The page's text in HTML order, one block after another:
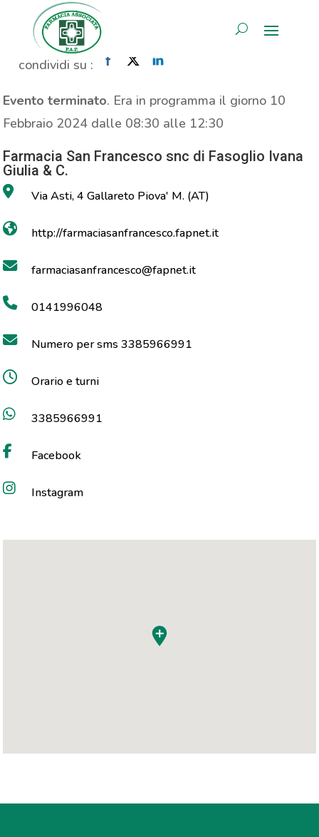
AREA RISERVATA
Consulenza Nutrizionale
Home» Evento» Consulenza Nutrizionale
condividi su :
Evento terminato. Era in programma il giorno 10
Febbraio 2024 dalle 08:30 alle 12:30
Farmacia San Francesco snc di Fasoglio Ivana
Giulia & C.
Via Asti, 4 Gallareto Piova' M. (AT)
http://farmaciasanfrancesco.fapnet.it
farmaciasanfrancesco@fapnet.it
0141996048
Numero per sms 3385966991
Orario e turni
3385966991
Facebook
Instagram